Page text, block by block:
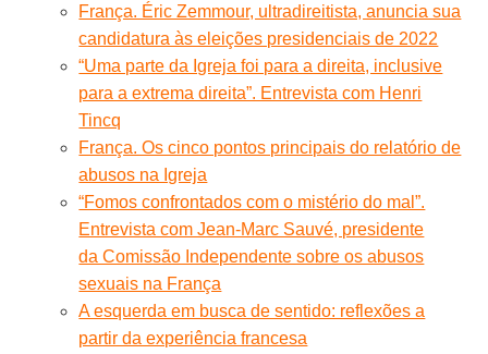
França. Éric Zemmour, ultradireitista, anuncia sua
candidatura às eleições presidenciais de 2022
“Uma parte da Igreja foi para a direita, inclusive
para a extrema direita”. Entrevista com Henri
Tincq
França. Os cinco pontos principais do relatório de
abusos na Igreja
“Fomos confrontados com o mistério do mal”.
Entrevista com Jean-Marc Sauvé, presidente
da Comissão Independente sobre os abusos
sexuais na França
A esquerda em busca de sentido: reflexões a
partir da experiência francesa